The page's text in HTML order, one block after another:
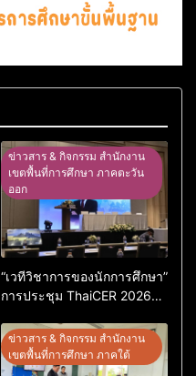
ข่าวสาร & กิจกรรม สำนักงาน
เขตพื้นที่การศึกษา ภาคตะวัน
ออก
“เวทีวิชาการของนักการศึกษา”
การประชุม ThaiCER 2026
Conference on Education
Research (ThaiCER) 2026
ข่าวสาร & กิจกรรม สำนักงาน
เขตพื้นที่การศึกษา ภาคใต้